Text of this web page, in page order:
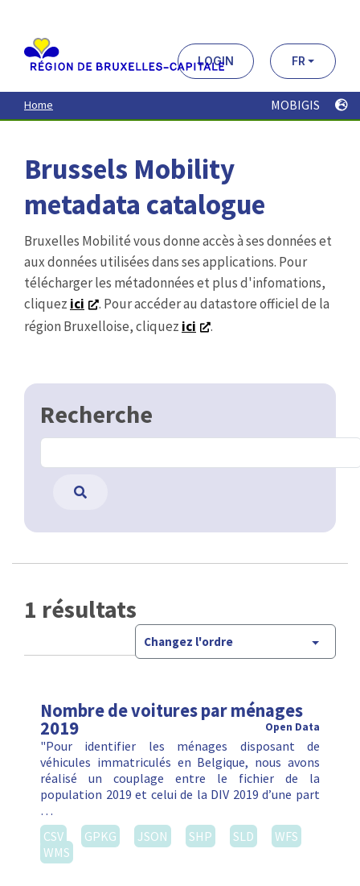
contenu
principal
LOGIN FR
Home MOBIGIS
Brussels Mobility
metadata catalogue
Bruxelles Mobilité vous donne accès à ses données et
aux données utilisées dans ses applications. Pour
télécharger les métadonnées et plus d'infomations,
cliquez ici
. Pour accéder au datastore officiel de la
région Bruxelloise, cliquez ici .
Recherche
1 résultats
Changez l'ordre
Nombre de voitures par ménages
2019 Open Data
"Pour identifier les ménages disposant de
véhicules immatriculés en Belgique, nous avons
réalisé un couplage entre le fichier de la
population 2019 et celui de la DIV 2019 d’une part
…
CSV
GPKG JSON SHP SLD
WFS
WMS